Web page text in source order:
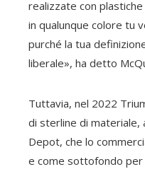
realizzate con
in qualunque colore tu
purché la tua
liberale», ha detto
Tuttavia, nel 2022
di sterline di materiale,
Depot, che lo
e come sottofondo per